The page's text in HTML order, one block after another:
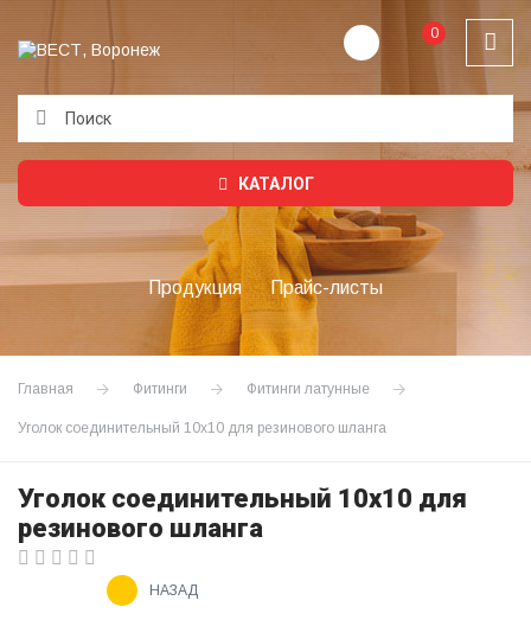
0
КАТАЛОГ
Продукция Прайс-листы
Главная Фитинги Фитинги латунные
Уголок соединительный 10х10 для резинового шланга
Уголок соединительный 10х10 для
резинового шланга
НАЗАД